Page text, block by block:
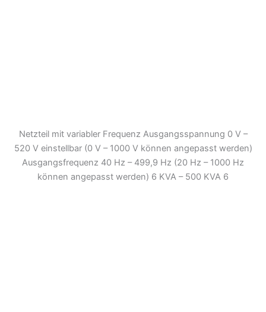
Netzteil mit variabler Frequenz Ausgangsspannung 0 V –
520 V einstellbar (0 V – 1000 V können angepasst werden)
Ausgangsfrequenz 40 Hz – 499,9 Hz (20 Hz – 1000 Hz
können angepasst werden) 6 KVA – 500 KVA 6